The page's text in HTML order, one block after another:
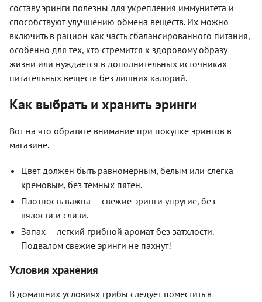
составу эринги полезны для укрепления иммунитета и
способствуют улучшению обмена веществ. Их можно
включить в рацион как часть сбалансированного питания,
особенно для тех, кто стремится к здоровому образу
жизни или нуждается в дополнительных источниках
питательных веществ без лишних калорий.
Как выбрать и хранить эринги
Вот на что обратите внимание при покупке эрингов в
магазине.
Цвет должен быть равномерным, белым или слегка
кремовым, без темных пятен.
Плотность важна — свежие эринги упругие, без
вялости и слизи.
Запах — легкий грибной аромат без затхлости.
Подвалом свежие эринги не пахнут!
Условия хранения
В домашних условиях грибы следует поместить в